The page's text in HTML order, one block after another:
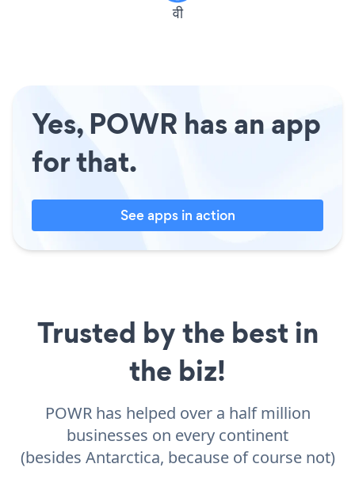
वी
Yes, POWR has an app
for that.
See apps in action
Trusted by the best in
the biz!
POWR has helped over a half million
businesses on every continent
(besides Antarctica, because of course not)